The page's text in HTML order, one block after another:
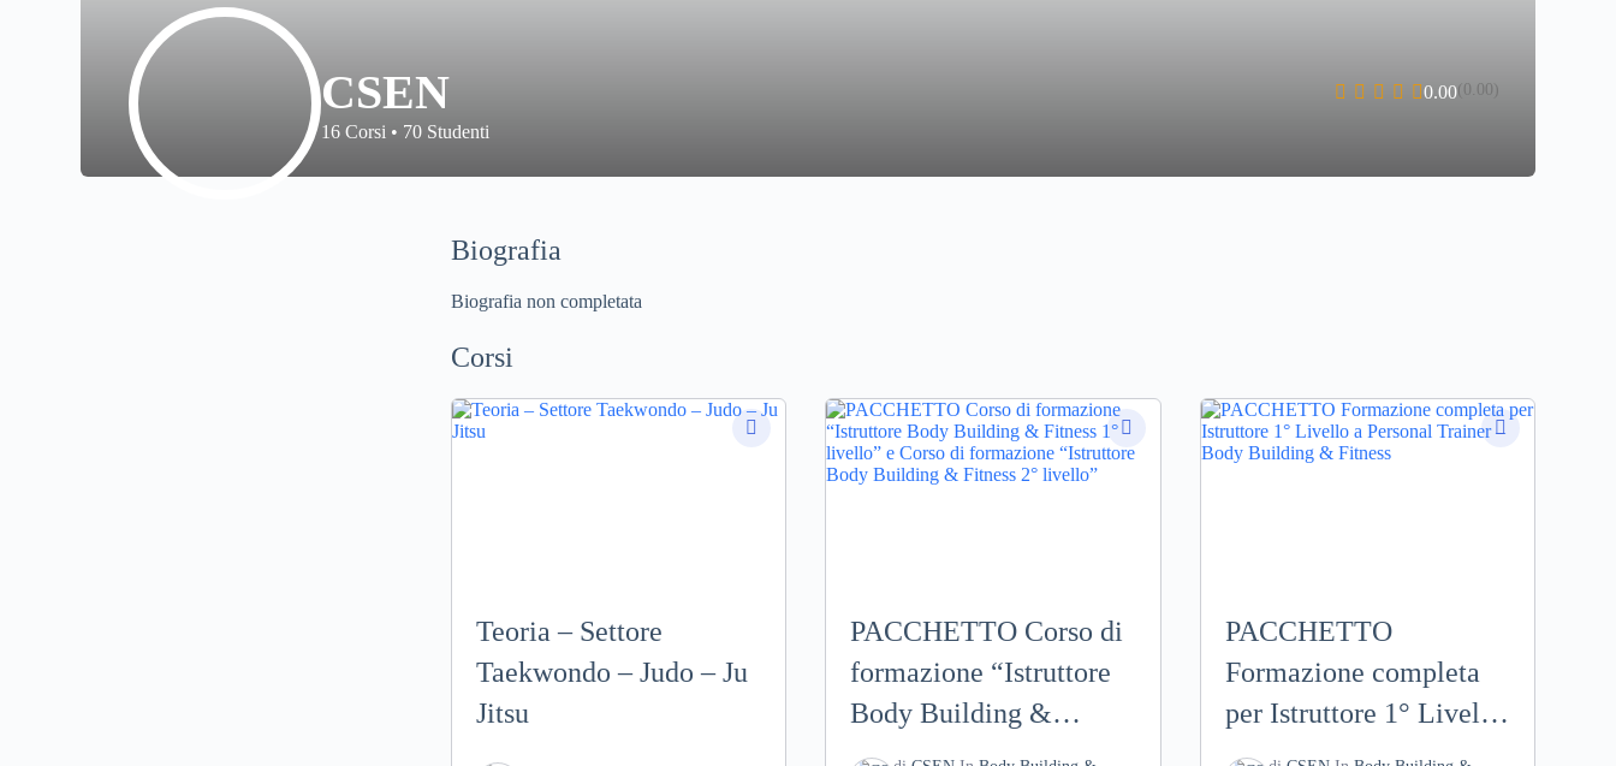
CSEN
16 Corsi • 70 Studenti
0.00(0.00)
Biografia
Biografia non completata
Corsi
Teoria – Settore
Taekwondo – Judo – Ju
Jitsu
PACCHETTO Corso di
formazione “Istruttore
Body Building &
Fitness 1° livello” e
PACCHETTO
Formazione completa
per Istruttore 1° Livello
a Personal Trainer –